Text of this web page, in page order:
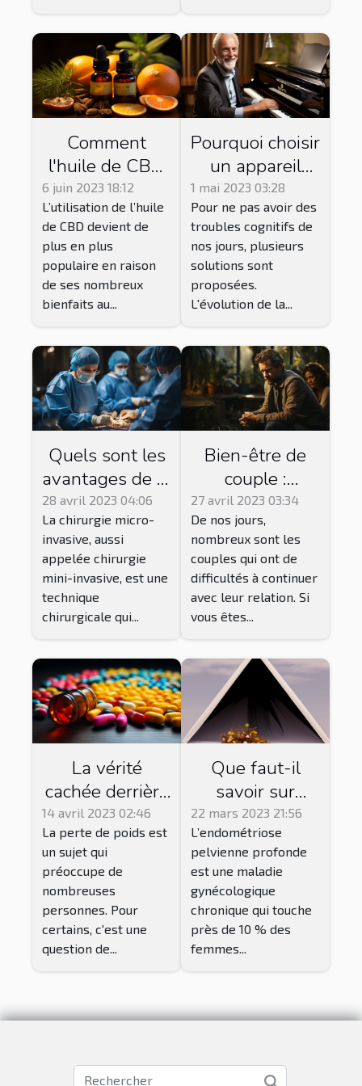
Comment
l'huile de CBD
pure peut-elle
améliorer votre
bien-être ?
6 juin 2023 18:12
L’utilisation de l’huile
de CBD devient de
plus en plus
populaire en raison
de ses nombreux
bienfaits au...
Pourquoi choisir
un appareil
auditif ou une
aide auditive ?
1 mai 2023 03:28
Pour ne pas avoir des
troubles cognitifs de
nos jours, plusieurs
solutions sont
proposées.
L'évolution de la...
Quels sont les
avantages de la
chirurgie micro-
invasive par
rapport aux
techniques
chirurgicales
traditionnelles
?
28 avril 2023 04:06
La chirurgie micro-
invasive, aussi
appelée chirurgie
mini-invasive, est une
technique
chirurgicale qui...
Bien-être de
couple :
pourquoi suivre
une thérapie ?
27 avril 2023 03:34
De nos jours,
nombreux sont les
couples qui ont de
difficultés à continuer
avec leur relation. Si
vous êtes...
La vérité
cachée derrière
les
médicaments
pour maigrir
14 avril 2023 02:46
La perte de poids est
un sujet qui
préoccupe de
nombreuses
personnes. Pour
certains, c'est une
question de...
Que faut-il
savoir sur
l’endométriose
et comment la
soigner ?
22 mars 2023 21:56
L’endométriose
pelvienne profonde
est une maladie
gynécologique
chronique qui touche
près de 10 % des
femmes...